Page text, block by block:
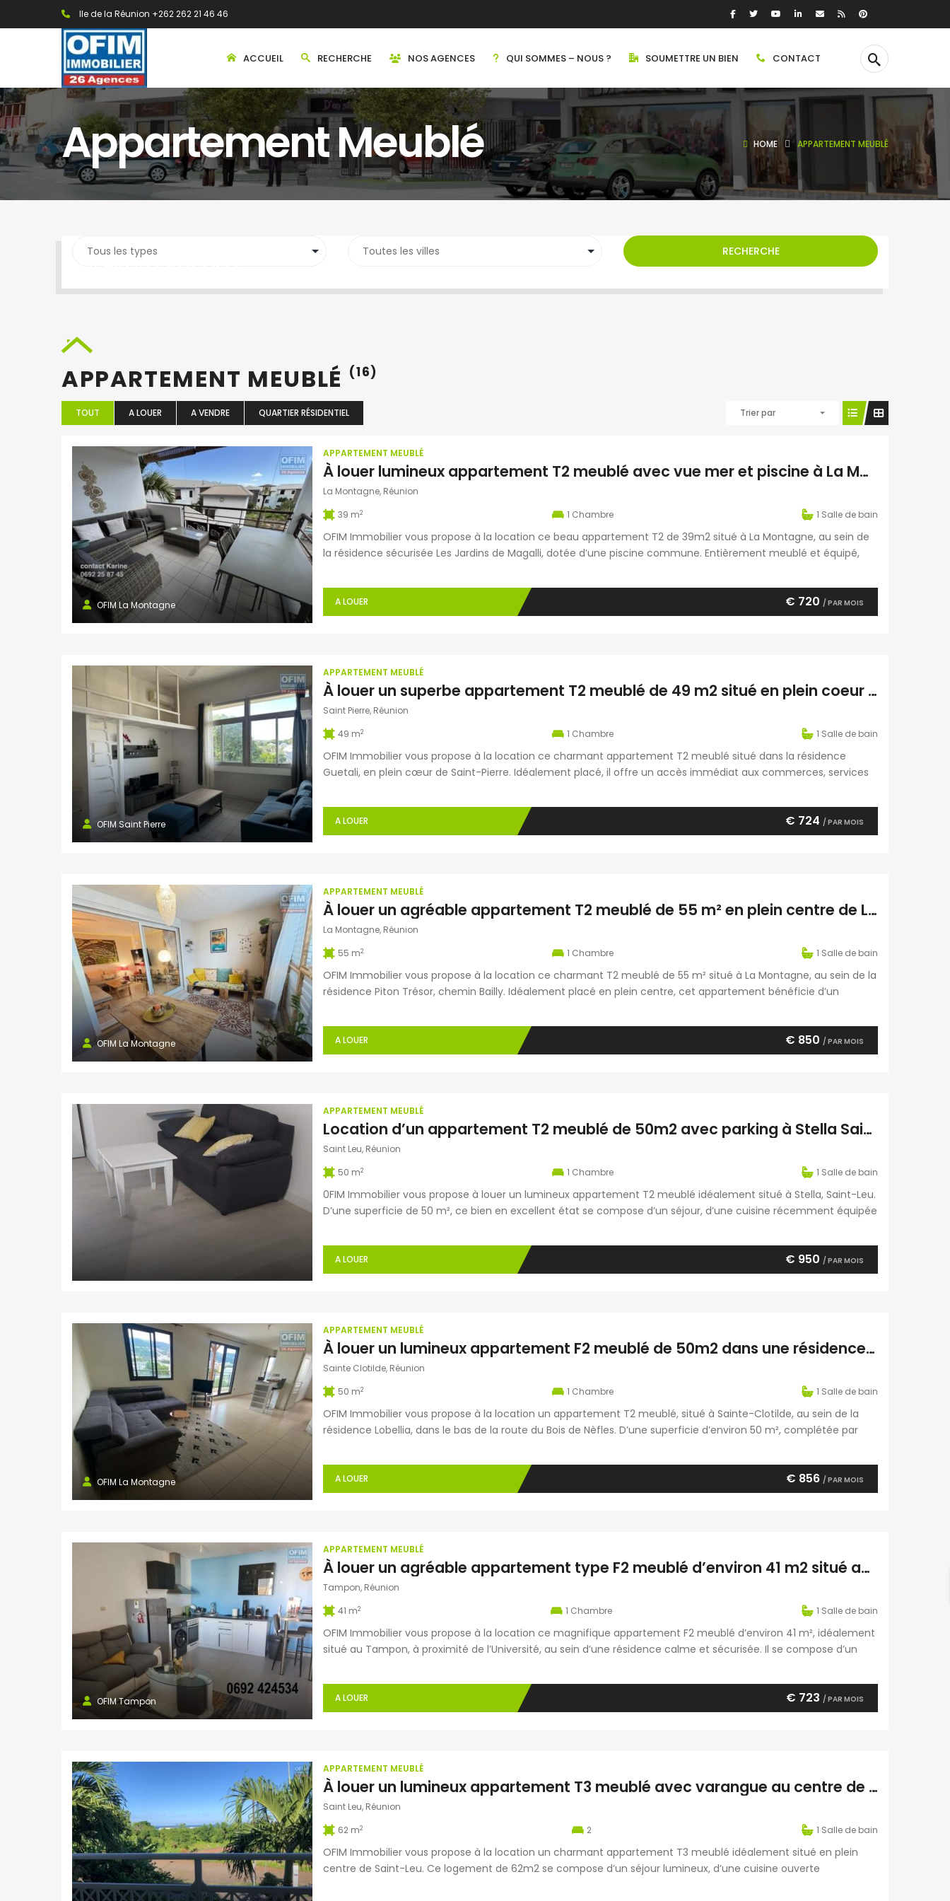
Ile de la Réunion +262 262 21 46 46
ACCUEIL RECHERCHE NOS AGENCES QUI SOMMES – NOUS ? SOUMETTRE UN BIEN CONTACT
Appartement Meublé HOME APPARTEMENT MEUBLÉ
SEARCH PROPERTY
RECHERCHE
APPARTEMENT MEUBLÉ (16)
TOUT A LOUER A VENDRE QUARTIER RÉSIDENTIEL Trier par
OFIM La Montagne
APPARTEMENT MEUBLÉ
À louer lumineux appartement T2 meublé avec vue mer et piscine à La Montagne Réunion
La Montagne, Réunion
39 m2 1 Chambre 1 Salle de bain
OFIM Immobilier vous propose à la location ce beau appartement T2 de 39m2 situé à La Montagne, au sein de
la résidence sécurisée Les Jardins de Magalli, dotée d’une piscine commune. Entièrement meublé et équipé,
aménagée et équipée, […]
A LOUER € 720 / PAR MOIS
OFIM Saint Pierre
APPARTEMENT MEUBLÉ
À louer un superbe appartement T2 meublé de 49 m2 situé en plein coeur de Saint Pierre, Réunion
Saint Pierre, Réunion
49 m2 1 Chambre 1 Salle de bain
OFIM Immobilier vous propose à la location ce charmant appartement T2 meublé situé dans la résidence
Guetali, en plein cœur de Saint-Pierre. Idéalement placé, il offre un accès immédiat aux commerces, services
climatisé avec brasseur d’air, une mezzanine, une chambre avec lit […]
A LOUER € 724 / PAR MOIS
OFIM La Montagne
APPARTEMENT MEUBLÉ
À louer un agréable appartement T2 meublé de 55 m² en plein centre de La Montagne Réunion
La Montagne, Réunion
55 m2 1 Chambre 1 Salle de bain
OFIM Immobilier vous propose à la location ce charmant T2 meublé de 55 m² situé à La Montagne, au sein de la
résidence Piton Trésor, chemin Bailly. Idéalement placé en plein centre, cet appartement bénéficie d’un
d’un séjour lumineux avec espace […]
A LOUER € 850 / PAR MOIS
APPARTEMENT MEUBLÉ
Location d’un appartement T2 meublé de 50m2 avec parking à Stella Saint Leu Réunion
Saint Leu, Réunion
50 m2 1 Chambre 1 Salle de bain
0FIM Immobilier vous propose à louer un lumineux appartement T2 meublé idéalement situé à Stella, Saint-Leu.
D’une superficie de 50 m², ce bien en excellent état se compose d’un séjour, d’une cuisine récemment équipée
agréable varangue. Situé dans un […]
A LOUER € 950 / PAR MOIS
OFIM La Montagne
APPARTEMENT MEUBLÉ
À louer un lumineux appartement F2 meublé de 50m2 dans une résidence proche commerces à Sainte Clotilde Réunion
Sainte Clotilde, Réunion
50 m2 1 Chambre 1 Salle de bain
OFIM Immobilier vous propose à la location un appartement T2 meublé, situé à Sainte-Clotilde, au sein de la
résidence Lobellia, dans le bas de la route du Bois de Nèfles. D’une superficie d’environ 50 m², complétée par
cuisine aménagée et […]
A LOUER € 856 / PAR MOIS
OFIM Tampon
APPARTEMENT MEUBLÉ
À louer un agréable appartement type F2 meublé d’environ 41 m2 situé au Tampon Réunion
Tampon, Réunion
41 m2 1 Chambre 1 Salle de bain
OFIM Immobilier vous propose à la location ce magnifique appartement F2 meublé d’environ 41 m², idéalement
situé au Tampon, à proximité de l’Université, au sein d’une résidence calme et sécurisée. Il se compose d’un
bains avec WC ainsi que […]
A LOUER € 723 / PAR MOIS
APPARTEMENT MEUBLÉ
À louer un lumineux appartement T3 meublé avec varangue au centre de Saint-Leu Réunion
Saint Leu, Réunion
62 m2 2 1 Salle de bain
OFIM Immobilier vous propose à la location un charmant appartement T3 meublé idéalement situé en plein
centre de Saint-Leu. Ce logement de 62m2 se compose d’un séjour lumineux, d’une cuisine ouverte